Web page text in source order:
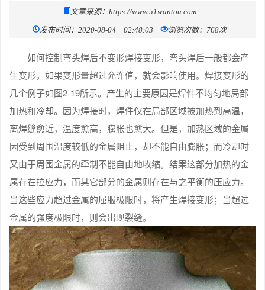
文章来源：https://www.51wantou.com
发布时间：2020-08-04 02:48:03 浏览次数：768次
如何控制弯头焊后不变形焊接变形，弯头焊后一般都会产
生变形，如果变形量超过允许值，就会影响使用。焊接变形的
几个例子如图2-19所示。产生的主要原因是焊件不均匀地局部
加热和冷却。因为焊接时，焊件仅在局部区域被加热到高温，
离焊缝愈近，温度愈高，膨胀也愈大。但是，加热区域的金属
因受到周围温度较低的金属阻止，却不能自由膨胀；而冷却时
又由于周围金属的牵制不能自由地收缩。结果这部分加热的金
属存在拉应力，而其它部分的金属则存在与之平衡的压应力。
当这些应力超过金属的屈服极限时，将产生焊接变形；当超过
金属的强度极限时，则会出现裂缝。